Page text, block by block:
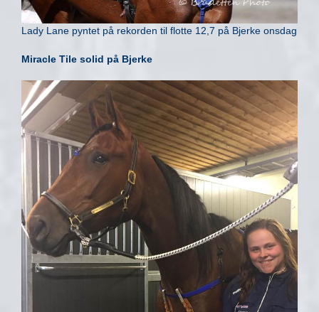
Lady Lane pyntet på rekorden til flotte 12,7 på Bjerke onsdag
Miracle Tile solid på Bjerke